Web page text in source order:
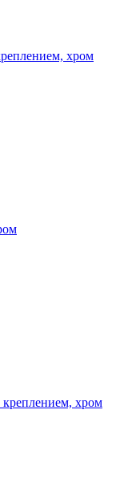
хром
хром